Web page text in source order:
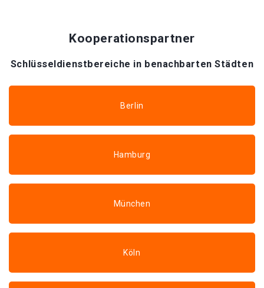
Kooperationspartner
Schlüsseldienstbereiche in benachbarten Städten
Berlin
Hamburg
München
Köln